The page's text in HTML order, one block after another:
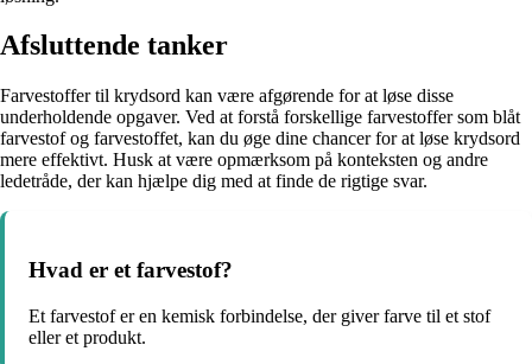
Afsluttende tanker
Farvestoffer til krydsord kan være afgørende for at løse disse
underholdende opgaver. Ved at forstå forskellige farvestoffer som blåt
farvestof og farvestoffet, kan du øge dine chancer for at løse krydsord
mere effektivt. Husk at være opmærksom på konteksten og andre
ledetråde, der kan hjælpe dig med at finde de rigtige svar.
Hvad er et farvestof?
Et farvestof er en kemisk forbindelse, der giver farve til et stof
eller et produkt.